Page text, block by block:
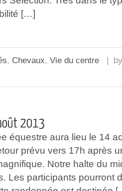
[…]
, Chevaux, Vie du centre |
équestre aura lieu le 14
prévu vers 17h après
Notre halte du
Les participants pourront